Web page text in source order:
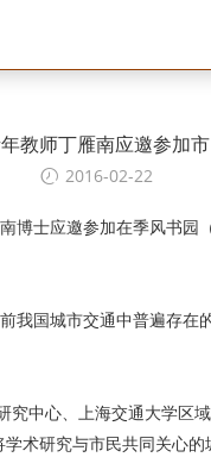
教师丁雁南应邀参加
2016-02-22
博士应邀参加在季风书园
我国城市交通中普遍存
究中心、上海交通大学区
术研究与市民共同关心